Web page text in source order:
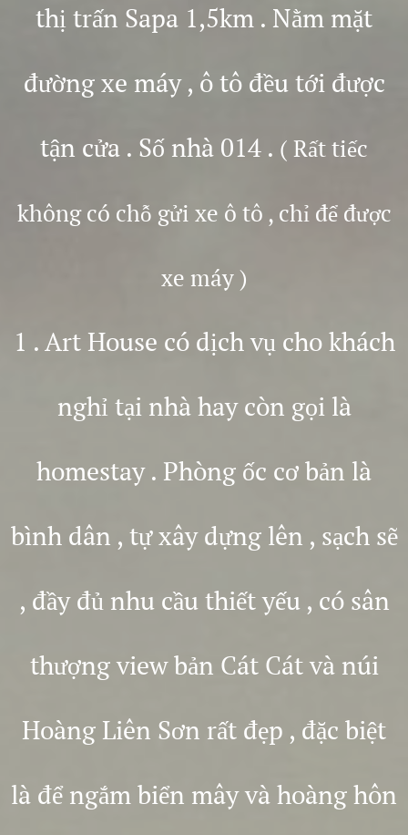
thị trấn Sapa 1,5km . Nằm mặt
đường xe máy , ô tô đều tới được
tận cửa . Số nhà 014 . ( Rất tiếc
không có chỗ gửi xe ô tô , chỉ để được
xe máy )
1 . Art House có dịch vụ cho khách
nghỉ tại nhà hay còn gọi là
homestay . Phòng ốc cơ bản là
bình dân , tự xây dựng lên , sạch sẽ
, đầy đủ nhu cầu thiết yếu , có sân
thượng view bản Cát Cát và núi
Hoàng Liên Sơn rất đẹp , đặc biệt
là để ngắm biển mây và hoàng hôn